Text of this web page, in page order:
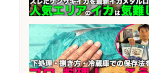
さらに求人情報を見る